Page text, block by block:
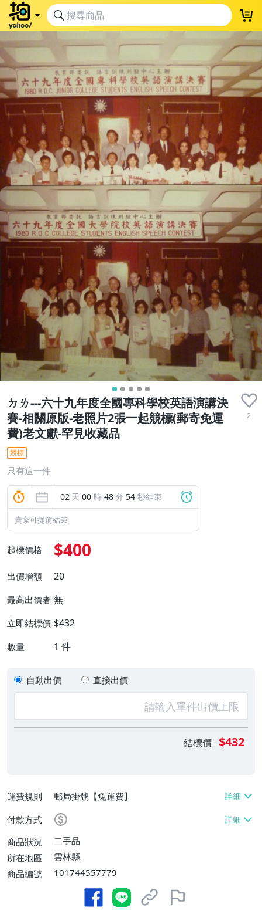
ㄉㄌ---六十九年度全國專科學校英語演講決
賽-相關原版-老照片2張一起競標(郵寄免運
費)老文獻-罕見收藏品
2
競標
只有這一件
02 天 00 時 48分 52 秒結束
賣家可提前結束
起標價格 $400
出價增額 20
最高出價者 無
立即結標價 $432
數量 1 件
自動出價 直接出價
結標價 $432
運費規則
郵局掛號【免運費】
付款方式
商品狀況
二手品
所在地區
雲林縣
商品編號
101744557779